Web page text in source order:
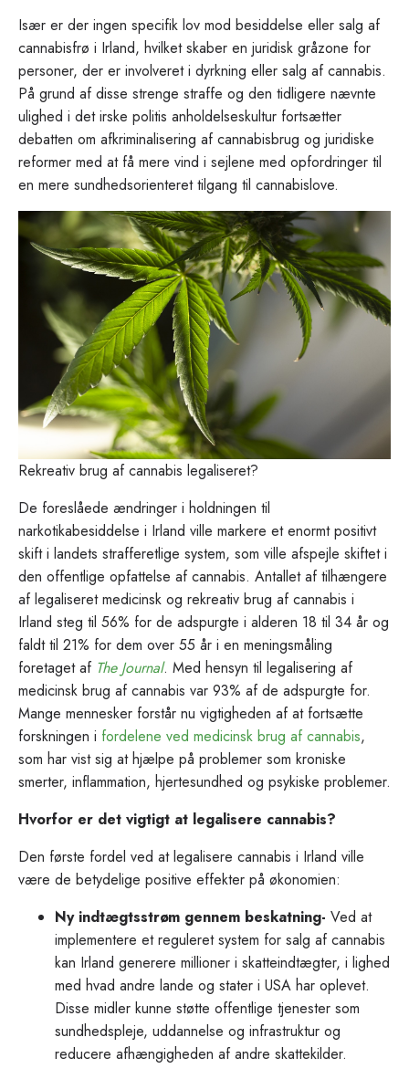
Især er der ingen specifik lov mod besiddelse eller salg af
cannabisfrø i Irland, hvilket skaber en juridisk gråzone for
personer, der er involveret i dyrkning eller salg af cannabis.
På grund af disse strenge straffe og den tidligere nævnte
ulighed i det irske politis anholdelseskultur fortsætter
debatten om afkriminalisering af cannabisbrug og juridiske
reformer med at få mere vind i sejlene med opfordringer til
en mere sundhedsorienteret tilgang til cannabislove.
Rekreativ brug af cannabis legaliseret?
De foreslåede ændringer i holdningen til
narkotikabesiddelse i Irland ville markere et enormt positivt
skift i landets strafferetlige system, som ville afspejle skiftet i
den offentlige opfattelse af cannabis. Antallet af tilhængere
af legaliseret medicinsk og rekreativ brug af cannabis i
Irland steg til 56% for de adspurgte i alderen 18 til 34 år og
faldt til 21% for dem over 55 år i en meningsmåling
foretaget af The Journal. Med hensyn til legalisering af
medicinsk brug af cannabis var 93% af de adspurgte for.
Mange mennesker forstår nu vigtigheden af at fortsætte
forskningen i fordelene ved medicinsk brug af cannabis,
som har vist sig at hjælpe på problemer som kroniske
smerter, inflammation, hjertesundhed og psykiske problemer.
Hvorfor er det vigtigt at legalisere cannabis?
Den første fordel ved at legalisere cannabis i Irland ville
være de betydelige positive effekter på økonomien:
Ny indtægtsstrøm gennem beskatning- Ved at
implementere et reguleret system for salg af cannabis
kan Irland generere millioner i skatteindtægter, i lighed
med hvad andre lande og stater i USA har oplevet.
Disse midler kunne støtte offentlige tjenester som
sundhedspleje, uddannelse og infrastruktur og
reducere afhængigheden af andre skattekilder.